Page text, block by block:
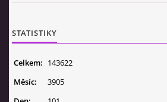
STATISTIKY
Celkem: 143622
Měsíc:
3905